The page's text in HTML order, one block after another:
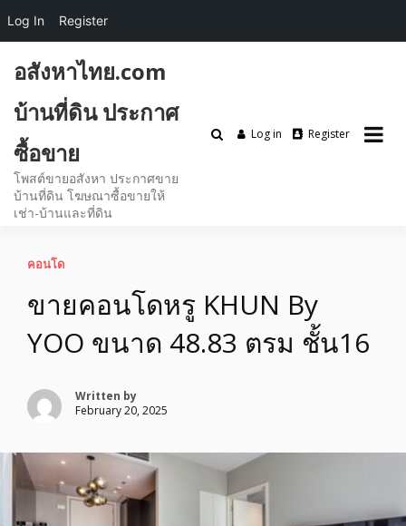
content
อสังหาไทย.com
บ้านที่ดิน ประกาศ
ซื้อขาย
โพสต์ขายอสังหา ประกาศขาย
บ้านที่ดิน โฆษณาซื้อขายให้
เช่า-บ้านและที่ดิน
Log in Register
คอนโด
ขายคอนโดหรู KHUN By
YOO ขนาด 48.83 ตรม ชั้น16
Written by
February 20, 2025
Log In Register